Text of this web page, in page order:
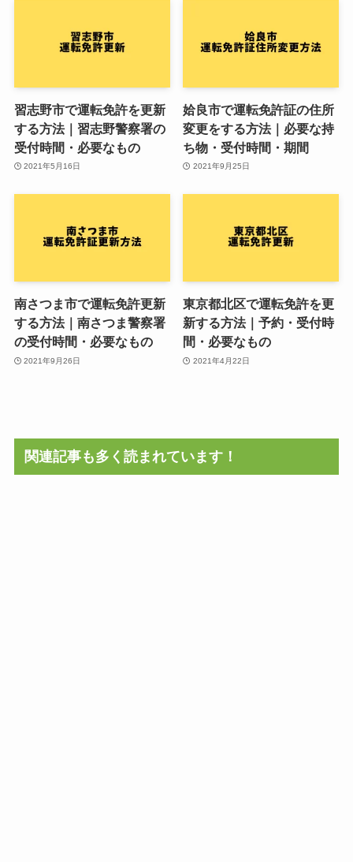
習志野市で運転免許を更新
する方法｜習志野警察署の
受付時間・必要なもの
2021年5月16日
姶良市で運転免許証の住所
変更をする方法｜必要な持
ち物・受付時間・期間
2021年9月25日
南さつま市で運転免許更新
する方法｜南さつま警察署
の受付時間・必要なもの
2021年9月26日
東京都北区で運転免許を更
新する方法｜予約・受付時
間・必要なもの
2021年4月22日
関連記事も多く読まれています！